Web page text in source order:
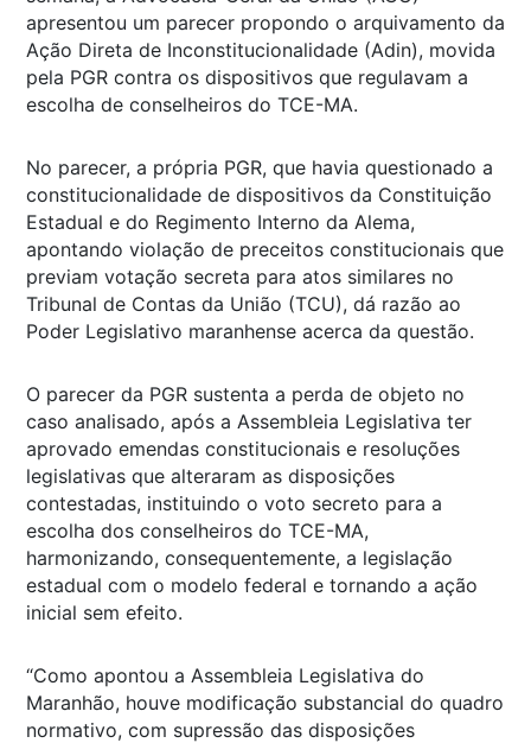
apresentou um parecer propondo o arquivamento da
Ação Direta de Inconstitucionalidade (Adin), movida
pela PGR contra os dispositivos que regulavam a
escolha de conselheiros do TCE-MA.
No parecer, a própria PGR, que havia questionado a
constitucionalidade de dispositivos da Constituição
Estadual e do Regimento Interno da Alema,
apontando violação de preceitos constitucionais que
previam votação secreta para atos similares no
Tribunal de Contas da União (TCU), dá razão ao
Poder Legislativo maranhense acerca da questão.
O parecer da PGR sustenta a perda de objeto no
caso analisado, após a Assembleia Legislativa ter
aprovado emendas constitucionais e resoluções
legislativas que alteraram as disposições
contestadas, instituindo o voto secreto para a
escolha dos conselheiros do TCE-MA,
harmonizando, consequentemente, a legislação
estadual com o modelo federal e tornando a ação
inicial sem efeito.
“Como apontou a Assembleia Legislativa do
Maranhão, houve modificação substancial do quadro
normativo, com supressão das disposições